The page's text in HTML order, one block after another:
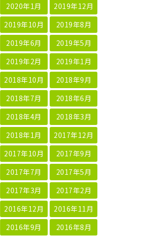
2020年1月
2019年12月
2019年10月
2019年8月
2019年6月
2019年5月
2019年2月
2019年1月
2018年10月
2018年9月
2018年7月
2018年6月
2018年4月
2018年3月
2018年1月
2017年12月
2017年10月
2017年9月
2017年7月
2017年5月
2017年3月
2017年2月
2016年12月
2016年11月
2016年9月
2016年8月